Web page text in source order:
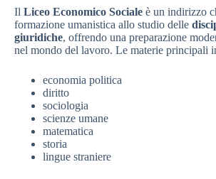
Il Liceo Economico Sociale è un indirizzo
formazione umanistica allo studio delle
giuridiche, offrendo una preparazione
nel mondo del lavoro. Le materie principali
economia politica
diritto
sociologia
scienze umane
matematica
storia
lingue straniere